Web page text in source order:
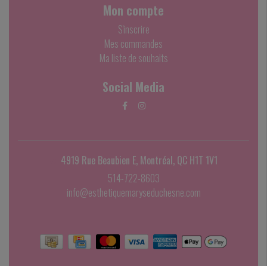
Mon compte
S'inscrire
Mes commandes
Ma liste de souhaits
Social Media
4919 Rue Beaubien E, Montréal, QC H1T 1V1
514-722-8603
info@esthetiquemaryseduchesne.com